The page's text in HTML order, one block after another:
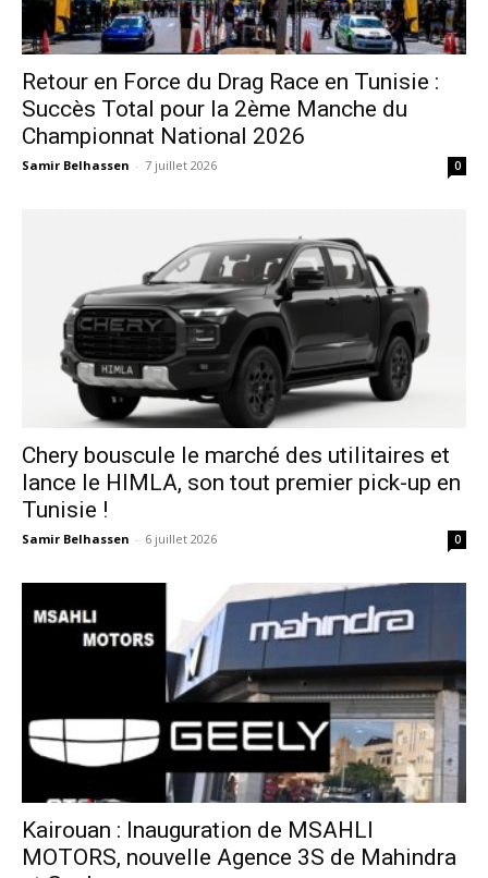
Retour en Force du Drag Race en Tunisie :
Succès Total pour la 2ème Manche du
Championnat National 2026
Samir Belhassen - 7 juillet 2026 0
Chery bouscule le marché des utilitaires et
lance le HIMLA, son tout premier pick-up en
Tunisie !
Samir Belhassen - 6 juillet 2026 0
Kairouan : Inauguration de MSAHLI
MOTORS, nouvelle Agence 3S de Mahindra